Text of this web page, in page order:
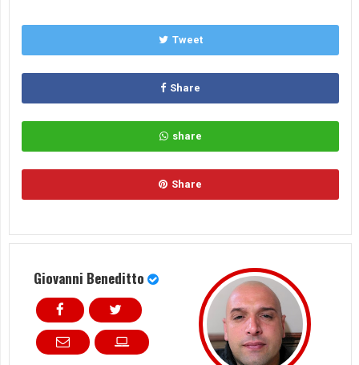
Tweet
Share
share
Share
Giovanni Beneditto